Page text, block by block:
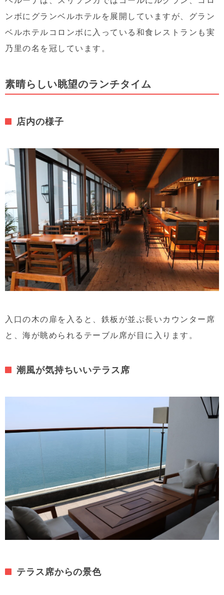
ンボにグランベルホテルを展開していますが、グラン
ベルホテルコロンボに入っている和食レストランも実
乃里の名を冠しています。
素晴らしい眺望のランチタイム
店内の様子
入口の木の扉を入ると、鉄板が並ぶ長いカウンター席
と、海が眺められるテーブル席が目に入ります。
潮風が気持ちいいテラス席
テラス席からの景色